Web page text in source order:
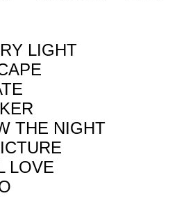
LIGHT
THE NIGHT
LOVE